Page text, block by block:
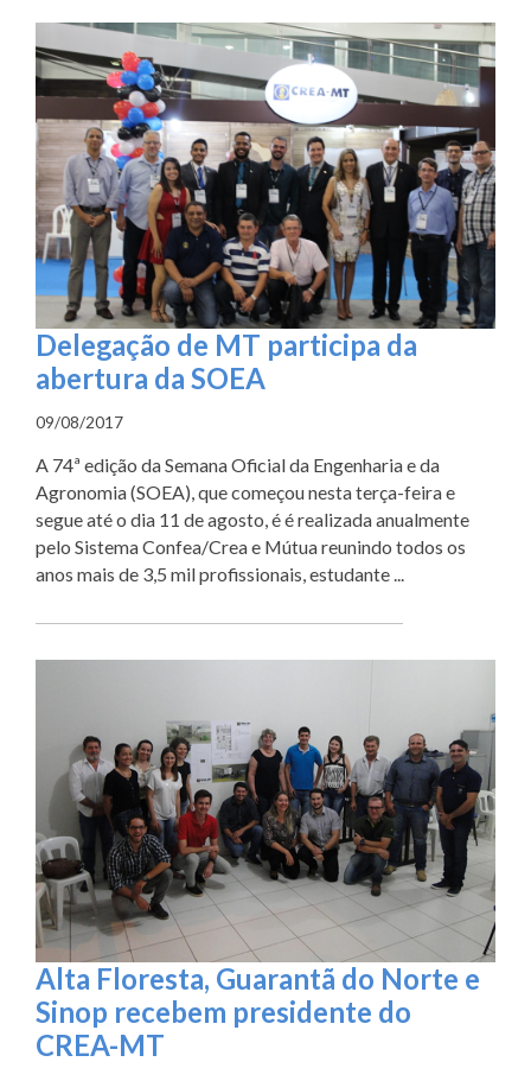
Delegação de MT participa da
abertura da SOEA
09/08/2017
A 74ª edição da Semana Oficial da Engenharia e da
Agronomia (SOEA), que começou nesta terça-feira e
segue até o dia 11 de agosto, é é realizada anualmente
pelo Sistema Confea/Crea e Mútua reunindo todos os
anos mais de 3,5 mil profissionais, estudante ...
Alta Floresta, Guarantã do Norte e
Sinop recebem presidente do
CREA-MT